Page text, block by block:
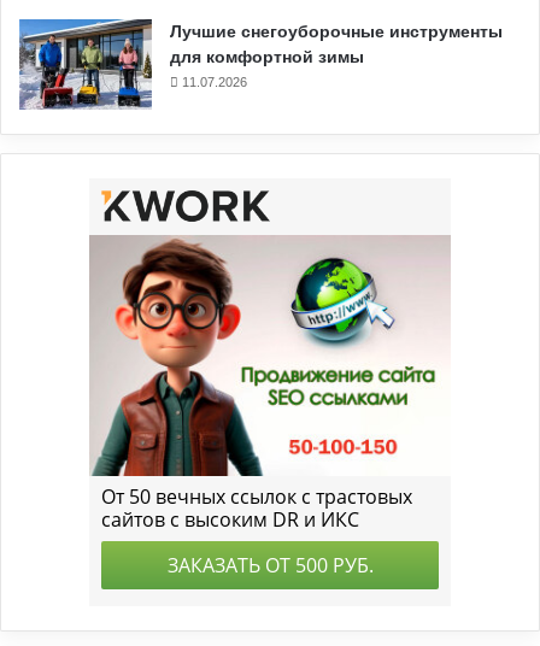
Лучшие снегоуборочные инструменты
для комфортной зимы
11.07.2026